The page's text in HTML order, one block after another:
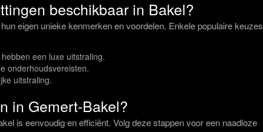
beschikbaar in Bakel?
eigen unieke kenmerken en voordelen. Enkele populaire keuzes
een luxe uitstraling.
onderhoudsvereisten.
uitstraling.
in Gemert-Bakel?
is eenvoudig en efficiënt. Volg deze stappen voor een naadloze